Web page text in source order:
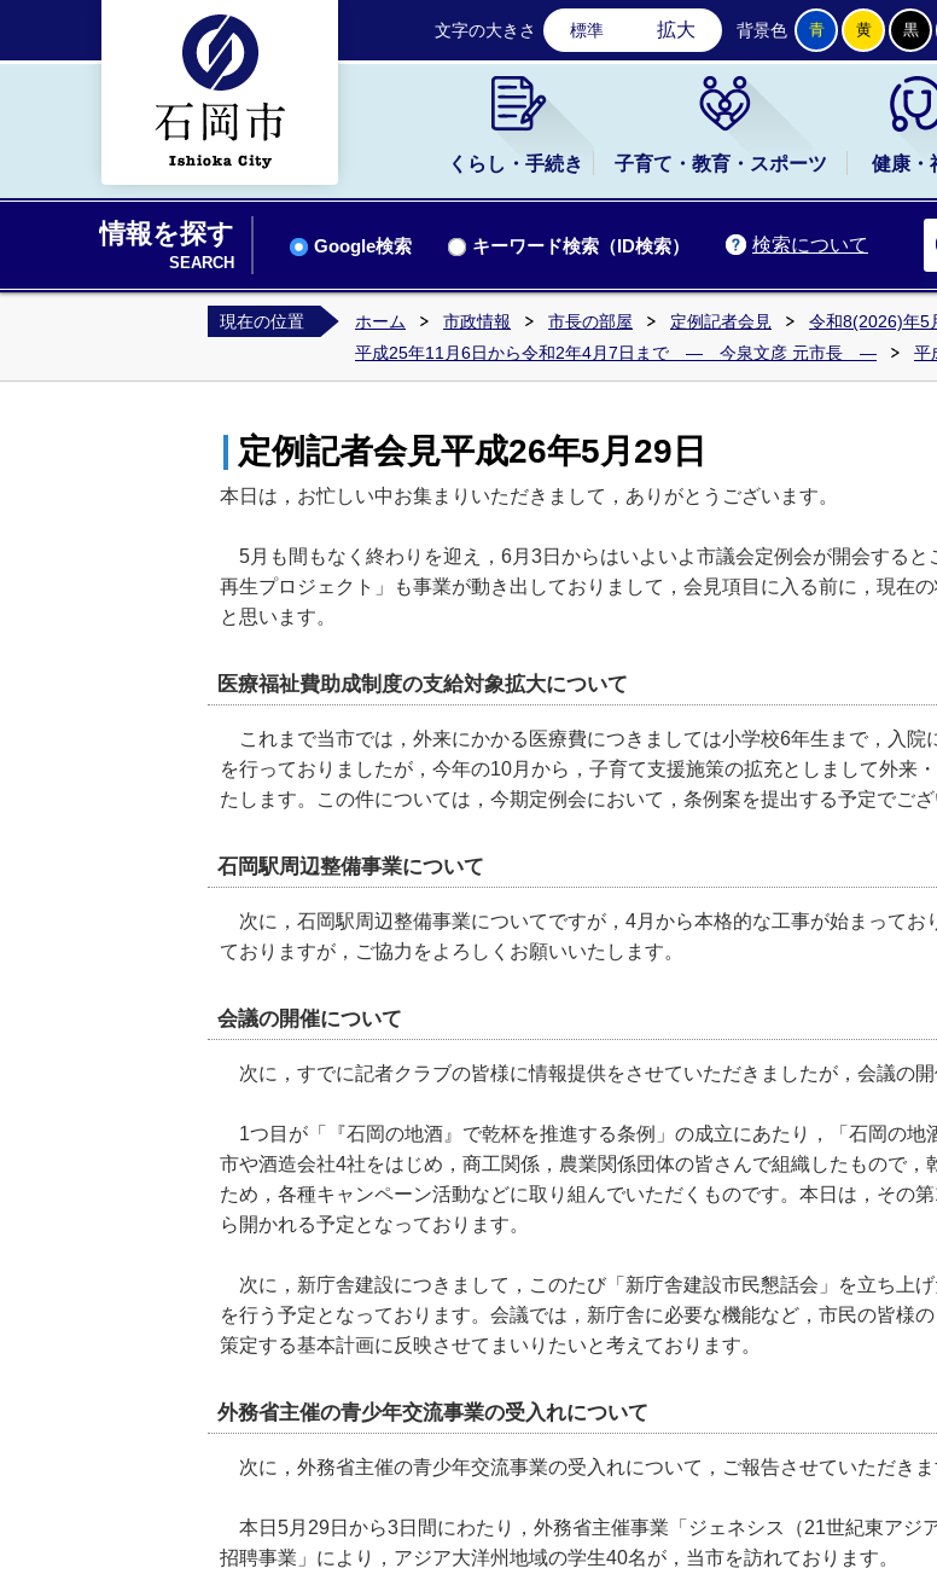
石岡市公式ホームページ
文字の大きさ 標準 拡大 背景色 青 黄 黒
くらし・手続き 子育て・教育・スポーツ 健康・
情報を探す
SEARCH
検索について
Google検索 キーワード検索（ID検索）
現在の位置 ホーム 市政情報 市長の部屋 定例記者会見
令和8(2026)
平成25年11月6日から令和2年4月7日まで ― 今泉文彦 元市長 ―
平
定例記者会見平成26年5月29日
本日は，お忙しい中お集まりいただきまして，ありがとうございます。
5月も間もなく終わりを迎え，6月3日からはいよいよ市議会定例会が開会する
再生プロジェクト」も事業が動き出しておりまして，会見項目に入る前に，現在
と思います。
医療福祉費助成制度の支給対象拡大について
これまで当市では，外来にかかる医療費につきましては小学校6年生まで，入
を行っておりましたが，今年の10月から，子育て支援施策の拡充としまして外来
たします。この件については，今期定例会において，条例案を提出する予定でござ
石岡駅周辺整備事業について
次に，石岡駅周辺整備事業についてですが，4月から本格的な工事が始まってお
ておりますが，ご協力をよろしくお願いいたします。
会議の開催について
次に，すでに記者クラブの皆様に情報提供をさせていただきましたが，会議の開
1つ目が「『石岡の地酒』で乾杯を推進する条例」の成立にあたり，「石岡の地
市や酒造会社4社をはじめ，商工関係，農業関係団体の皆さんで組織したもので
ため，各種キャンペーン活動などに取り組んでいただくものです。本日は，その
ら開かれる予定となっております。
次に，新庁舎建設につきまして，このたび「新庁舎建設市民懇話会」を立ち上
を行う予定となっております。会議では，新庁舎に必要な機能など，市民の皆様
策定する基本計画に反映させてまいりたいと考えております。
外務省主催の青少年交流事業の受入れについて
次に，外務省主催の青少年交流事業の受入れについて，ご報告させていただき
本日5月29日から3日間にわたり，外務省主催事業「ジェネシス（21世紀東アジ
招聘事業」により，アジア大洋州地域の学生40名が，当市を訪れております。